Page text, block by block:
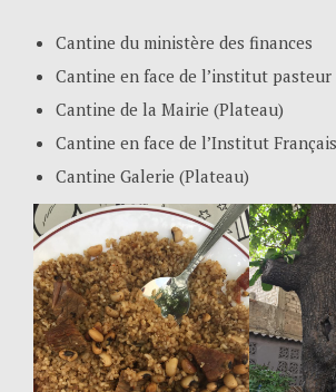
Cantine du ministère des finances
Cantine en face de l’institut pasteur
Cantine de la Mairie (Plateau)
Cantine en face de l’Institut Français
Cantine Galerie (Plateau)